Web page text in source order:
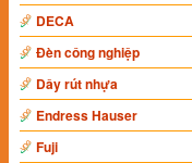
DECA
Đèn công nghiệp
Dây rút nhựa
Endress Hauser
Fuji